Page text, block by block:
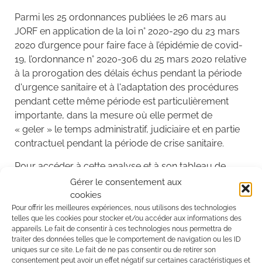
Gérer le consentement aux
cookies
Pour offrir les meilleures expériences, nous utilisons des technologies
telles que les cookies pour stocker et/ou accéder aux informations des
appareils. Le fait de consentir à ces technologies nous permettra de
traiter des données telles que le comportement de navigation ou les ID
uniques sur ce site. Le fait de ne pas consentir ou de retirer son
consentement peut avoir un effet négatif sur certaines caractéristiques et
Parmi les 25 ordonnances publiées le 26 mars au
JORF en application de la loi n° 2020-290 du 23 mars
2020 d’urgence pour faire face à l’épidémie de covid-
19, l’ordonnance n° 2020-306 du 25 mars 2020 relative
à la prorogation des délais échus pendant la période
d'urgence sanitaire et à l'adaptation des procédures
pendant cette même période est particulièrement
importante, dans la mesure où elle permet de
« geler » le temps administratif, judiciaire et en partie
contractuel pendant la période de crise sanitaire.
Pour accéder à cette analyse et à son tableau de
synthèse, cliquez sur celien.